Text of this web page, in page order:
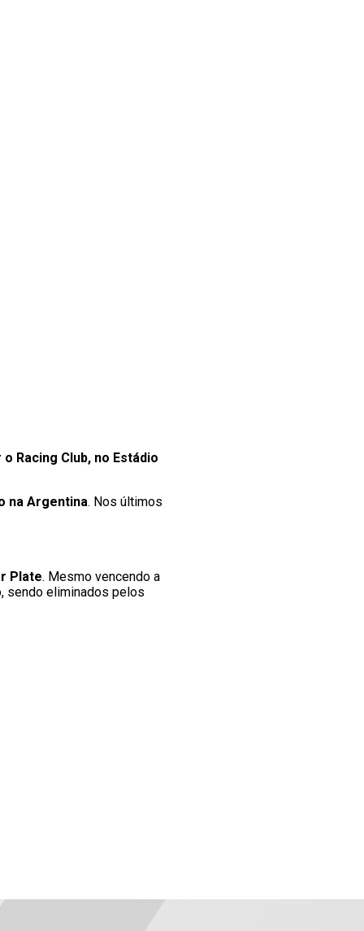
Racing Club, no Estádio
na Argentina. Nos últimos
Plate. Mesmo vencendo a
sendo eliminados pelos